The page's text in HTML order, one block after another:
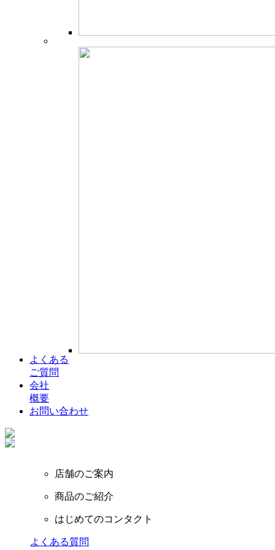
よくある
ご質問
会社
概要
お問い合わせ
店舗のご案内
商品のご紹介
はじめてのコンタクト
よくある質問